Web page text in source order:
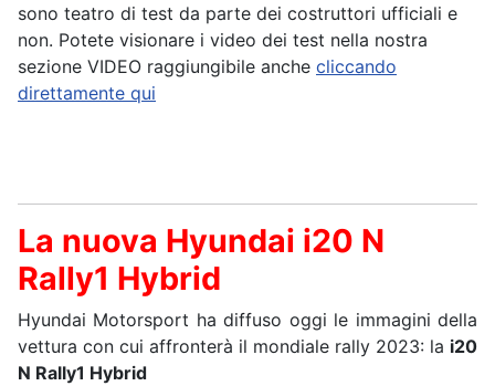
sono teatro di test da parte dei costruttori ufficiali e
non. Potete visionare i video dei test nella nostra
sezione VIDEO raggiungibile anche cliccando
direttamente qui
La nuova Hyundai i20 N
Rally1 Hybrid
Hyundai Motorsport ha diffuso oggi le immagini della
vettura con cui affronterà il mondiale rally 2023: la i20
N Rally1 Hybrid